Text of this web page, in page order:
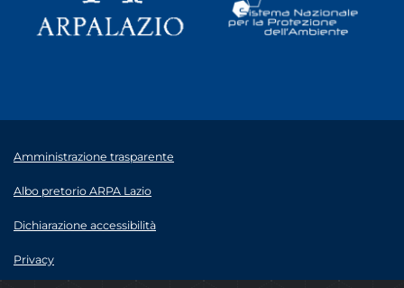
Amministrazione trasparente
Albo pretorio ARPA Lazio
Dichiarazione accessibilità
Privacy